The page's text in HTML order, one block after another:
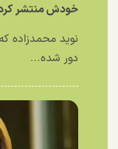
خودش منتشر
نوید محمدزاده
دور شده...